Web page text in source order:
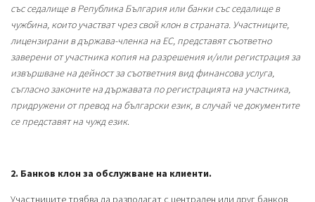
със седалище в Република България или банки със седалище в
чужбина, които участват чрез свой клон в страната. Участниците,
лицензирани в държава-членка на ЕС, представят съответно
заверени от участника копия на разрешения и/или регистрация за
извършване на дейност за съответния вид финансова услуга,
съгласно законите на държавата по регистрацията на участника,
придружени от превод на български език, в случай че документите
се представят на чужд език.
2. Банков клон за обслужване на клиенти.
Участниците трябва да разполагат с централен или друг банков